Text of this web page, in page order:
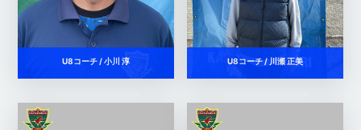
U8コーチ / 小川 淳 U8コーチ / 川瀬 正美